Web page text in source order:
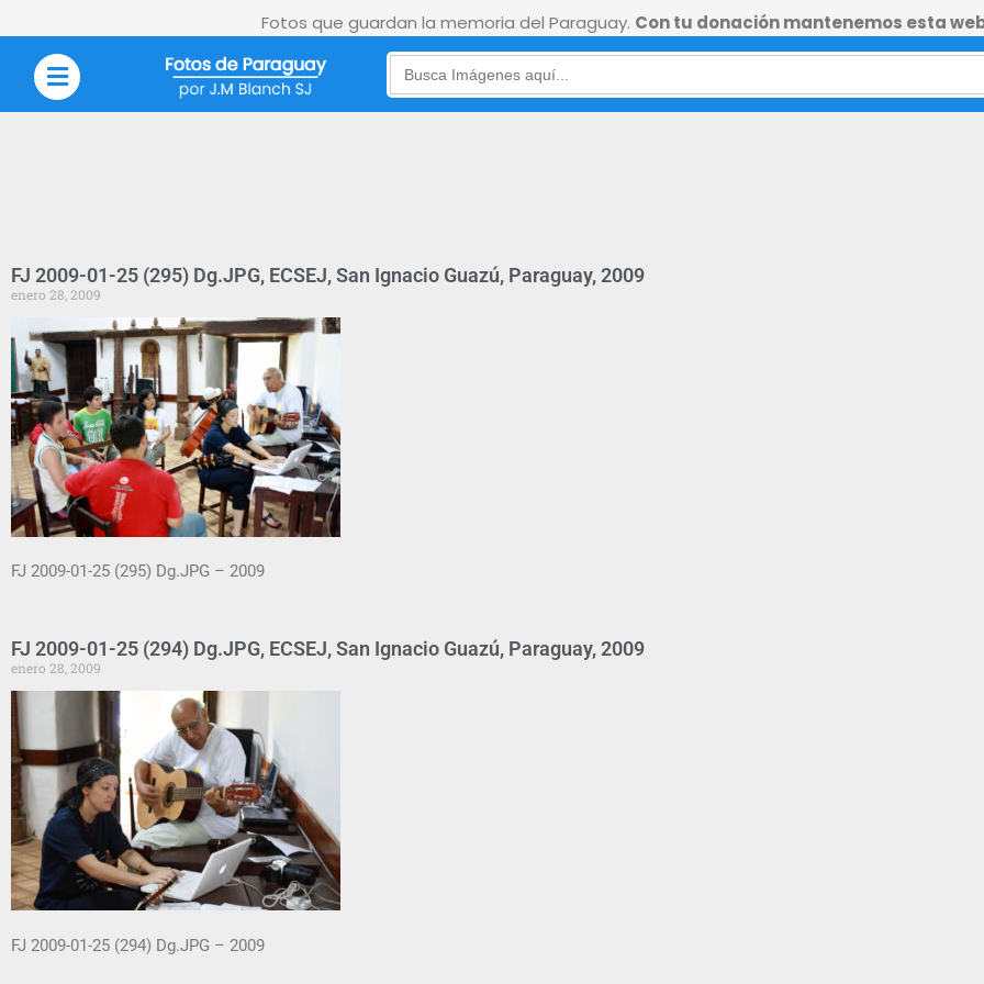
Fotos que guardan la memoria del Paraguay. Con tu donación mantenemos esta
Search
for:
FJ 2009-01-25 (295) Dg.JPG, ECSEJ, San Ignacio Guazú, Paraguay, 2009
enero 28, 2009
FJ 2009-01-25 (295) Dg.JPG – 2009
FJ 2009-01-25 (294) Dg.JPG, ECSEJ, San Ignacio Guazú, Paraguay, 2009
enero 28, 2009
FJ 2009-01-25 (294) Dg.JPG – 2009